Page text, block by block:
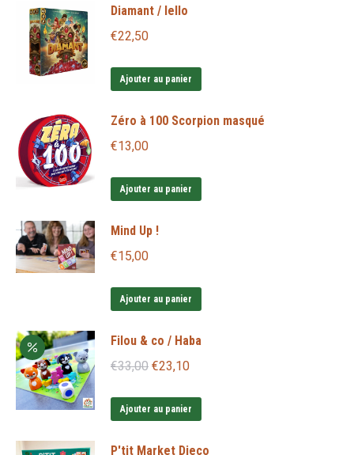
Diamant / Iello
€22,50
Ajouter au panier
Zéro à 100 Scorpion masqué
€13,00
Ajouter au panier
Mind Up !
€15,00
Ajouter au panier
Filou & co / Haba
€33,00 Le
initial
€23,10Le
actuel
Ajouter au panier
P'tit Market Djeco